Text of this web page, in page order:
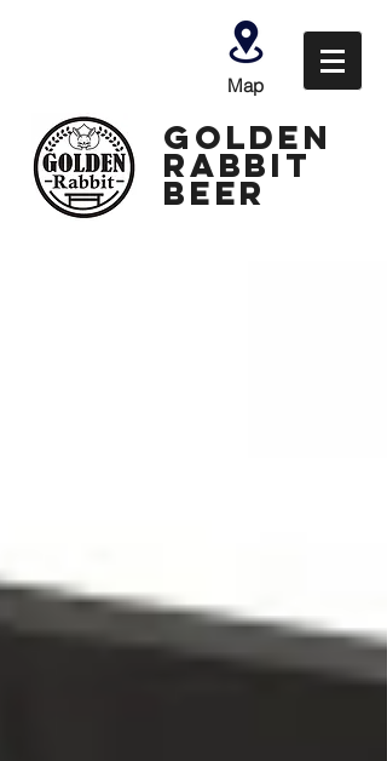
Map
GOLDEN
Rabbit
Beer